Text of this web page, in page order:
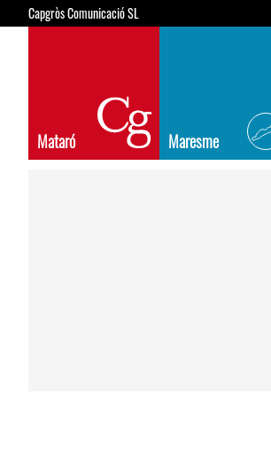
Capgròs Comunicació SL
Mataró Maresme